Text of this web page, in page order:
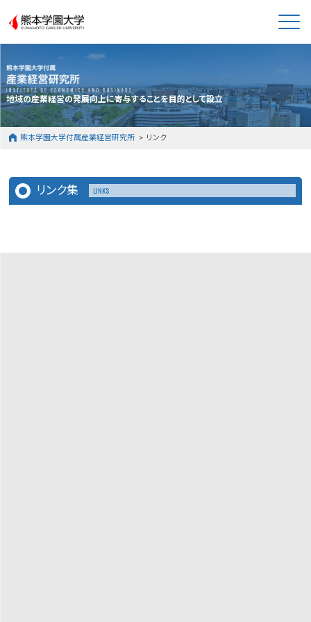
地域の産業経営の発展向上に寄与することを目的として設立
熊本学園大学付属産業経営研究所 リンク
リンク集 LINKS